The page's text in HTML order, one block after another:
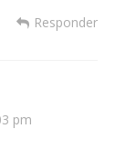
Responder
pm